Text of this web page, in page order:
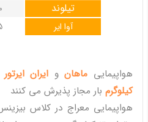
تیلوند
آوا ایر
هواپیمایی ماهانو ایران ایرتور
کیلوگرم بار مجاز پذیرش می کنند
هواپیمایی معراج در کلاس